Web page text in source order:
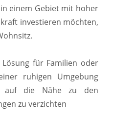
einem Gebiet mit hoher
investieren möchten,
für Familien oder
ruhigen Umgebung
auf die Nähe zu den
zu verzichten